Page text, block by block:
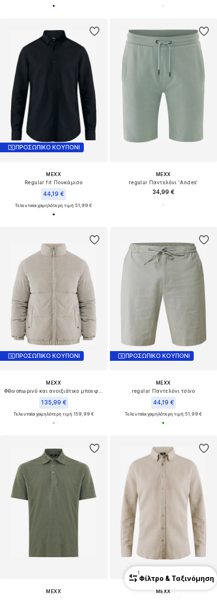
ΠΡΟΣΩΠΙΚΟ ΚΟΥΠΟΝΙ
MEXX
Regular fit Πουκάμισο
44,19 €
Τελευταία χαμηλότερη τιμή:51,99 €
MEXX
regular Παντελόνι 'Andes'
34,99 €
ΠΡΟΣΩΠΙΚΟ ΚΟΥΠΟΝΙ
MEXX
135,99 €
Τελευταία χαμηλότερη τιμή:159,99 €
ΠΡΟΣΩΠΙΚΟ ΚΟΥΠΟΝΙ
MEXX
regular Παντελόνι τσίνο
44,19 €
Τελευταία χαμηλότερη τιμή:51,99 €
MEXX
Μπλουζάκι
MEXX
Regular fit Πουκάμισο
1
Φίλτρο & Ταξινόμηση